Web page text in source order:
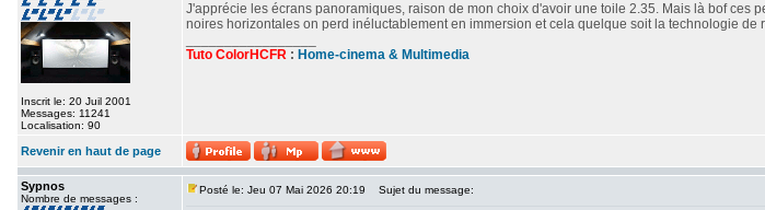
Inscrit le: 20 Juil 2001
Messages: 11241
Localisation: 90
J'apprécie les écrans panoramiques, raison de mon choix d'avoir une toile 2.35. Mais là bof ces
noires horizontales on perd inéluctablement en immersion et cela quelque soit la technologie
Tuto ColorHCFR : Home-cinema & Multimedia
Revenir en haut de page
Sypnos
Nombre de messages :
Posté le: Jeu 07 Mai 2026 20:19 Sujet du message: